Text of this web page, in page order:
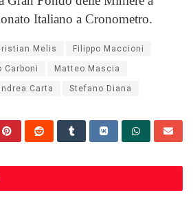
Italiano a Cronometro.
Melis Filippo Maccioni
Carboni Matteo Mascia
Carta Stefano Diana